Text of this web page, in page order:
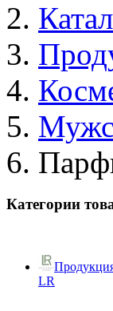
Категории
LR